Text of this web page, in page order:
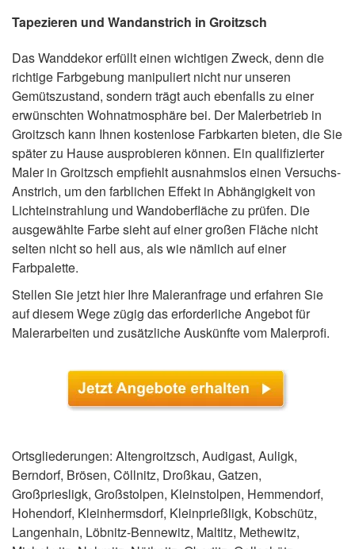
Tapezieren und Wandanstrich in Groitzsch
Das Wanddekor erfüllt einen wichtigen Zweck, denn die
richtige Farbgebung manipuliert nicht nur unseren
Gemütszustand, sondern trägt auch ebenfalls zu einer
erwünschten Wohnatmosphäre bei. Der Malerbetrieb in
Groitzsch kann Ihnen kostenlose Farbkarten bieten, die Sie
später zu Hause ausprobieren können. Ein qualifizierter
Maler in Groitzsch empfiehlt ausnahmslos einen Versuchs-
Anstrich, um den farblichen Effekt in Abhängigkeit von
Lichteinstrahlung und Wandoberfläche zu prüfen. Die
ausgewählte Farbe sieht auf einer großen Fläche nicht
selten nicht so hell aus, als wie nämlich auf einer
Farbpalette.
Stellen Sie jetzt hier Ihre Maleranfrage und erfahren Sie
auf diesem Wege zügig das erforderliche Angebot für
Malerarbeiten und zusätzliche Auskünfte vom Malerprofi.
Ortsgliederungen: Altengroitzsch, Audigast, Auligk,
Berndorf, Brösen, Cöllnitz, Droßkau, Gatzen,
Großpriesligk, Großstolpen, Kleinstolpen, Hemmendorf,
Hohendorf, Kleinhermsdorf, Kleinprießligk, Kobschütz,
Langenhain, Löbnitz-Bennewitz, Maltitz, Methewitz,